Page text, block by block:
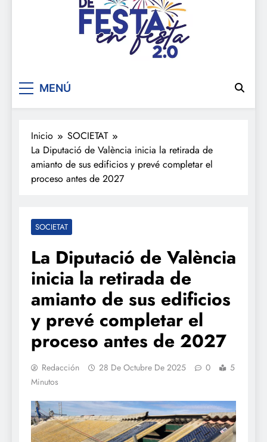
De festa en festa 2.0
MENÚ
Inicio
SOCIETAT
La Diputació de València inicia la retirada de
amianto de sus edificios y prevé completar el
proceso antes de 2027
SOCIETAT
La Diputació de València
inicia la retirada de
amianto de sus edificios
y prevé completar el
proceso antes de 2027
Redacción 28 De Octubre De 2025 0
5
Minutos